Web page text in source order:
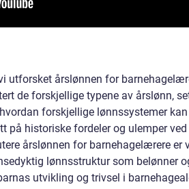
utforsket årslønnen for
de forskjellige typene av årslønn,
forskjellige lønnssystemer
på historiske fordeler og ulemper
årslønnen for barnehagelærere er
lønnsstruktur som belønner
utvikling og trivsel i